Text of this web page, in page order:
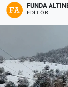
FUNDA
EDITÖR
ASTROLOJİ
RESMİ